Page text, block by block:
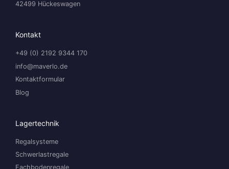
42499 Hückeswagen
Kontakt
+49 (0) 2192 9344 170
info@maverlo.de
Kontaktformular
Blog
Lagertechnik
Regalsysteme
Schwerlastregale
Fachbodenregale